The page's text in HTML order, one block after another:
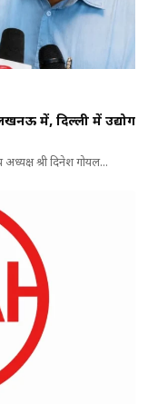
में, दिल्ली में उद्योग
श्री दिनेश गोयल...